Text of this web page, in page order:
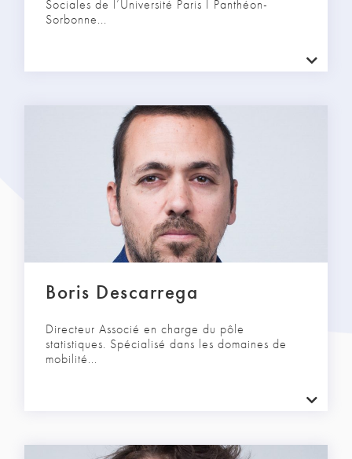
Sociales de l’Université Paris I Panthéon-
Sorbonne...
Boris Descarrega
Directeur Associé en charge du pôle
statistiques. Spécialisé dans les domaines de
mobilité...